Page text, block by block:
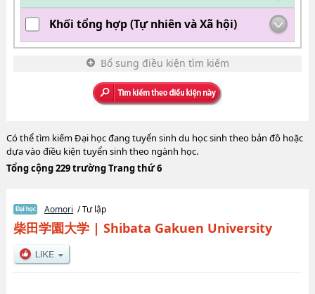
Khối tổng hợp (Tự nhiên và Xã hội)
Bổ sung điều kiện tìm kiếm
Có thể tìm kiếm Đại học đang tuyển sinh du học sinh theo bản đồ hoặc
dựa vào điều kiện tuyển sinh theo ngành học.
Tổng cộng 229 trường Trang thứ 6
Aomori / Tư lập
柴田学園大学| Shibata Gakuen University